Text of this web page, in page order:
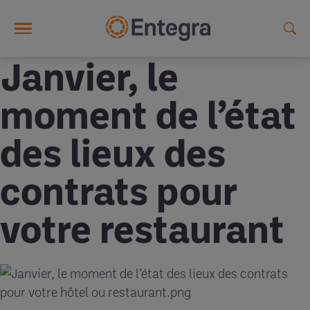
Janvier, le
moment de l’état
des lieux des
contrats pour
votre restaurant